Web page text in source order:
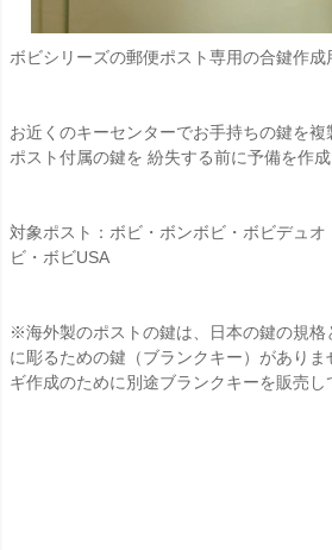
ボビシリーズの郵便ポスト専用の合鍵作成
お近くのキーセンターでお手持ちの鍵を複
ポスト付属の鍵を 紛失する前に予備を作
対象ポスト：ボビ・ボンボビ・ボビデュ
ビ・ボビUSA
※海外製のポストの鍵は、日本の鍵の規格
に彫るための鍵（ブランクキー）があり
ギ作成のために別途ブランクキーを販売し